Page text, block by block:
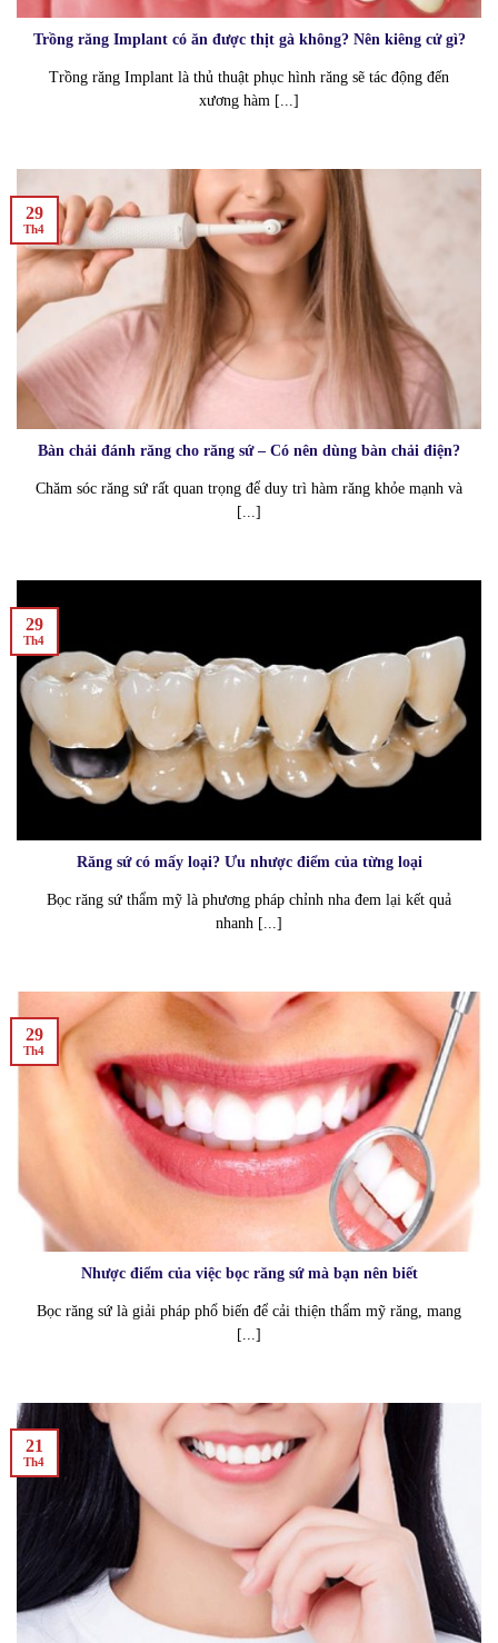
Trồng răng Implant có ăn được thịt gà không? Nên kiêng cử gì?
Trồng răng Implant là thủ thuật phục hình răng sẽ tác động đến
xương hàm [...]
Bàn chải đánh răng cho răng sứ – Có nên dùng bàn chải điện?
Chăm sóc răng sứ rất quan trọng để duy trì hàm răng khỏe mạnh và
[...]
29
Th4
Răng sứ có mấy loại? Ưu nhược điểm của từng loại
Bọc răng sứ thẩm mỹ là phương pháp chỉnh nha đem lại kết quả
nhanh [...]
29
Th4
Nhược điểm của việc bọc răng sứ mà bạn nên biết
Bọc răng sứ là giải pháp phổ biến để cải thiện thẩm mỹ răng, mang
[...]
29
Th4
21
Th4